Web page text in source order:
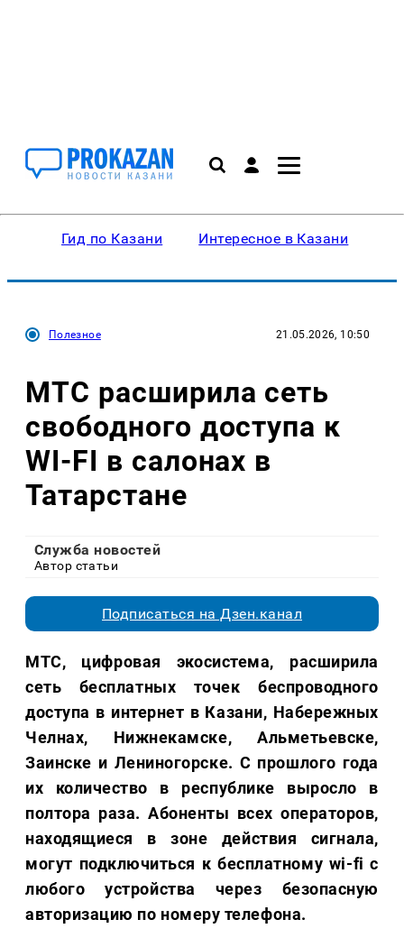
Гид по Казани Интересное в Казани
Полезное 21.05.2026, 10:50
МТС расширила сеть
свободного доступа к
WI-FI в салонах в
Татарстане
Служба новостей
Автор статьи
Подписаться на Дзен.канал
МТС, цифровая экосистема, расширила
сеть бесплатных точек беспроводного
доступа в интернет в Казани, Набережных
Челнах, Нижнекамске, Альметьевске,
Заинске и Лениногорске. С прошлого года
их количество в республике выросло в
полтора раза. Абоненты всех операторов,
находящиеся в зоне действия сигнала,
могут подключиться к бесплатному wi-fi с
любого устройства через безопасную
авторизацию по номеру телефона.